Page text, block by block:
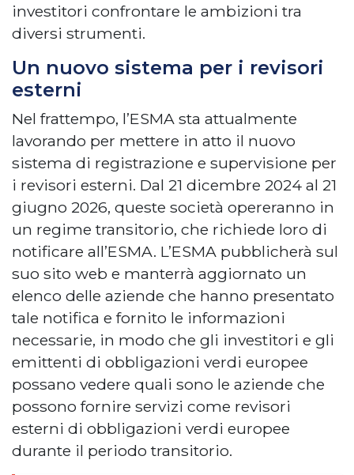
investitori confrontare le ambizioni tra
diversi strumenti.
Un nuovo sistema per i revisori
esterni
Nel frattempo, l’ESMA sta attualmente
lavorando per mettere in atto il nuovo
sistema di registrazione e supervisione per
i revisori esterni. Dal 21 dicembre 2024 al 21
giugno 2026, queste società opereranno in
un regime transitorio, che richiede loro di
notificare all’ESMA. L’ESMA pubblicherà sul
suo sito web e manterrà aggiornato un
elenco delle aziende che hanno presentato
tale notifica e fornito le informazioni
necessarie, in modo che gli investitori e gli
emittenti di obbligazioni verdi europee
possano vedere quali sono le aziende che
possono fornire servizi come revisori
esterni di obbligazioni verdi europee
durante il periodo transitorio.